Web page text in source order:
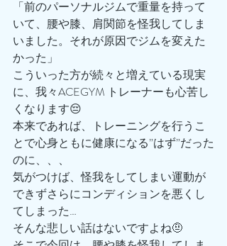
「前のパーソナルジムで重量を持って
いて、腰や膝、肩関節を怪我してしま
いました。それが原因でジムを変えた
かった」
こういった方が続々と増えている現実
に、我々ACEGYM トレーナーも心苦し
くなります😔
本来であれば、トレーニングを行うこ
とで心身ともに健康になる”はず”だった
のに、、、
気がつけば、怪我をしてしまい運動が
できずさらにコンディションを悪くし
てしまった…
そんな悲しい話はないですよね🤨